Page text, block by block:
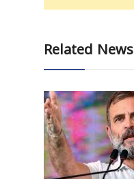
Related News